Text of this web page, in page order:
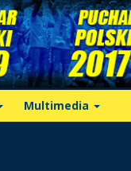
Multimedia